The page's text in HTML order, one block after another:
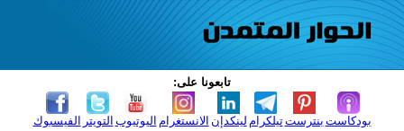
تابعونا على:
الفيسبوك التويتر اليوتيوب الانستغرام لينكدإن تيلكرامبنترست بودكاست